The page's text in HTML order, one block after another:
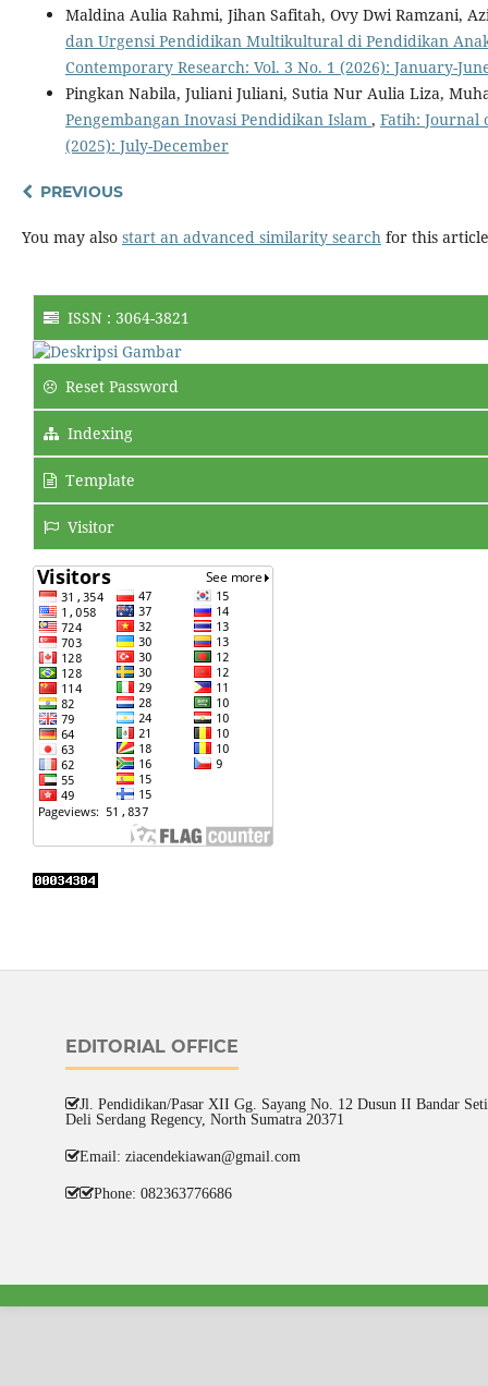
Maldina Aulia Rahmi, Jihan Safitah, Ovy Dwi Ramzani,
dan Urgensi Pendidikan Multikultural di Pendidikan
Contemporary Research: Vol. 3 No. 1 (2026): January-
Pingkan Nabila, Juliani Juliani, Sutia Nur Aulia Liza,
Pengembangan Inovasi Pendidikan Islam , Fatih: Journal
(2025): July-December
PREVIOUS
You may also start an advanced similarity searchfor this
ISSN : 3064-3821
Reset Password
Indexing
Template
Visitor
EDITORIAL OFFICE
Jl. Pendidikan/Pasar XII Gg. Sayang No. 12 Dusun II Bandar
Deli Serdang Regency, North Sumatra 20371
Email: ziacendekiawan@gmail.com
Phone: 082363776686